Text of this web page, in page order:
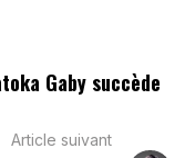
Gaby succède
Article suivant